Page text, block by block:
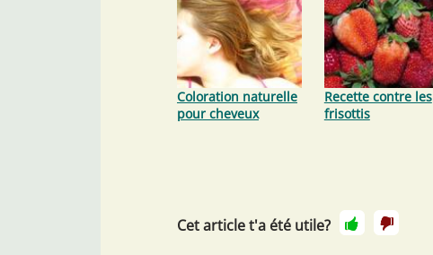
Coloration naturelle
pour cheveux
Recette contre les
frisottis
Cet article t'a été utile?